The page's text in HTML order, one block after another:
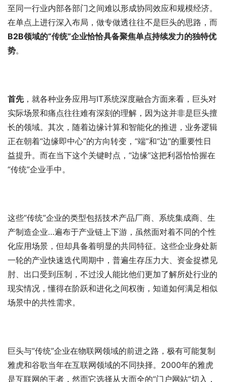
至同一行业内部各部门之间难以形成协同效应和规模经济。
在单点上进行深入布局，做专做透往往不是巨头的思路，而
B2B领域的“传统”企业恰恰具备聚焦单点持续发力的独特优
势。
首先，就各种业务应用与IT系统深度融合方面来看，巨头对
实际场景和痛点往往难有深刻的理解，因为这并非是巨头擅
长的领域。其次，随着边缘计算和智能化的推进，业务逻辑
正在朝着“边缘即中心”的方向转变，“端”和“边”的重要性日
益提升。而在当下这个关键时点，“边缘”这把利器恰恰握在
“传统”企业手中。
这些“传统”企业的类型包括技术产品厂商、系统集成商、生
产制造企业…遍布于产业链上下游，虽然面对着不同的个性
化应用场景，但却具备着明显的共同特征。这些企业身处新
一轮的产业快速迭代周期中，普遍生存压力大、资金捉襟见
肘、出口受到压制，不过没人能比他们更加了解所处行业的
现实情况，懂得在阶跃和进化之间权衡，知道如何满足相似
场景中的共性需求。
巨头与“传统”企业在物联网领域的前进之路，极有可能复制
雅虎和谷歌当年在互联网领域的不同抉择。2000年的雅虎
是互联网的王者，然而它选择从大而全的“门户网站”切入，